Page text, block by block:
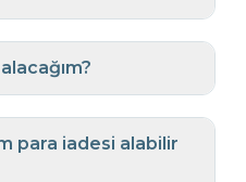
para iadesi alabilir